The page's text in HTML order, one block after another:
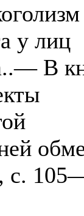
у лиц
В
с.